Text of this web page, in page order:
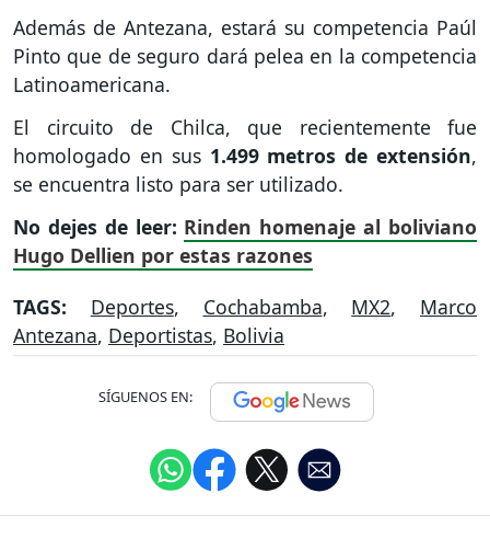
Además de Antezana, estará su competencia Paúl
Pinto que de seguro dará pelea en la competencia
Latinoamericana.
El circuito de Chilca, que recientemente fue
homologado en sus 1.499 metros de extensión,
se encuentra listo para ser utilizado.
No dejes de leer: Rinden homenaje al boliviano
Hugo Dellien por estas razones
TAGS: Deportes, Cochabamba, MX2, Marco
Antezana, Deportistas, Bolivia
SÍGUENOS EN: